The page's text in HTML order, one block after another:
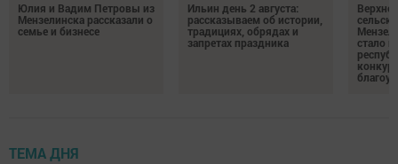
Юлия и Вадим Петровы из
Мензелинска рассказали о
семье и бизнесе
Ильин день 2 августа:
рассказываем об истории,
традициях, обрядах и
запретах праздника
стало
ТЕМА ДНЯ